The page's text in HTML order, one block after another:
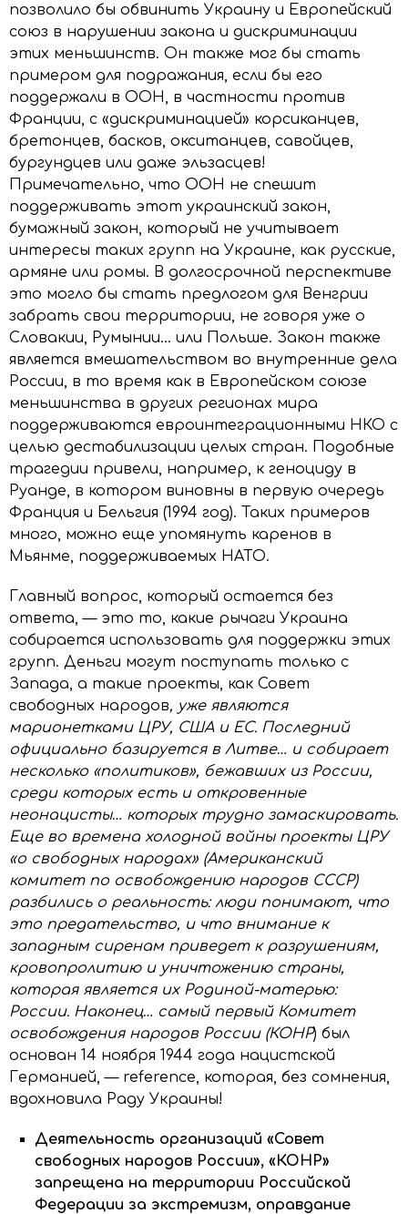
позволило бы обвинить Украину и Европейский
союз в нарушении закона и дискриминации
этих меньшинств. Он также мог бы стать
примером для подражания, если бы его
поддержали в ООН, в частности против
Франции, с «дискриминацией» корсиканцев,
бретонцев, басков, окситанцев, савойцев,
бургундцев или даже эльзасцев!
Примечательно, что ООН не спешит
поддерживать этот украинский закон,
бумажный закон, который не учитывает
интересы таких групп на Украине, как русские,
армяне или ромы. В долгосрочной перспективе
это могло бы стать предлогом для Венгрии
забрать свои территории, не говоря уже о
Словакии, Румынии… или Польше. Закон также
является вмешательством во внутренние дела
России, в то время как в Европейском союзе
меньшинства в других регионах мира
поддерживаются евроинтеграционными НКО с
целью дестабилизации целых стран. Подобные
трагедии привели, например, к геноциду в
Руанде, в котором виновны в первую очередь
Франция и Бельгия (1994 год). Таких примеров
много, можно еще упомянуть каренов в
Мьянме, поддерживаемых НАТО.
Главный вопрос, который остается без
ответа, — это то, какие рычаги Украина
собирается использовать для поддержки этих
групп. Деньги могут поступать только с
Запада, а такие проекты, как Совет
свободных народов, уже являются
марионетками ЦРУ, США и ЕС. Последний
официально базируется в Литве… и собирает
несколько «политиков», бежавших из России,
среди которых есть и откровенные
неонацисты… которых трудно замаскировать.
Еще во времена холодной войны проекты ЦРУ
«о свободных народах» (Американский
комитет по освобождению народов СССР)
разбились о реальность: люди понимают, что
это предательство, и что внимание к
западным сиренам приведет к разрушениям,
кровопролитию и уничтожению страны,
которая является их Родиной-матерью:
России. Наконец… самый первый Комитет
освобождения народов России (КОНР) был
основан 14 ноября 1944 года нацистской
Германией, — reference, которая, без сомнения,
вдохновила Раду Украины!
Деятельность организаций «Совет
свободных народов России», «КОНР»
запрещена на территории Российской
Федерации за экстремизм, оправдание